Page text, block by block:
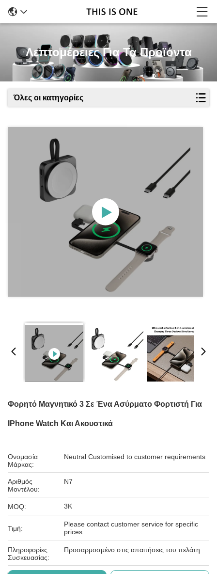
Λεπτομέρειες Για Τα Προϊόντα
Όλες οι κατηγορίες
Φορητό Μαγνητικό 3 Σε Ένα Ασύρματο Φορτιστή Για
IPhone Watch Και Ακουστικά
Ονομασία
Μάρκας:
Neutral Customised to customer requirements
Αριθμός
Μοντέλου:
N7
MOQ: 3K
Τιμή:
Please contact customer service for specific
prices
Πληροφορίες
Συσκευασίας:
Προσαρμοσμένο στις απαιτήσεις του πελάτη